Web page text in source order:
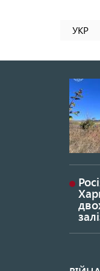
УКР